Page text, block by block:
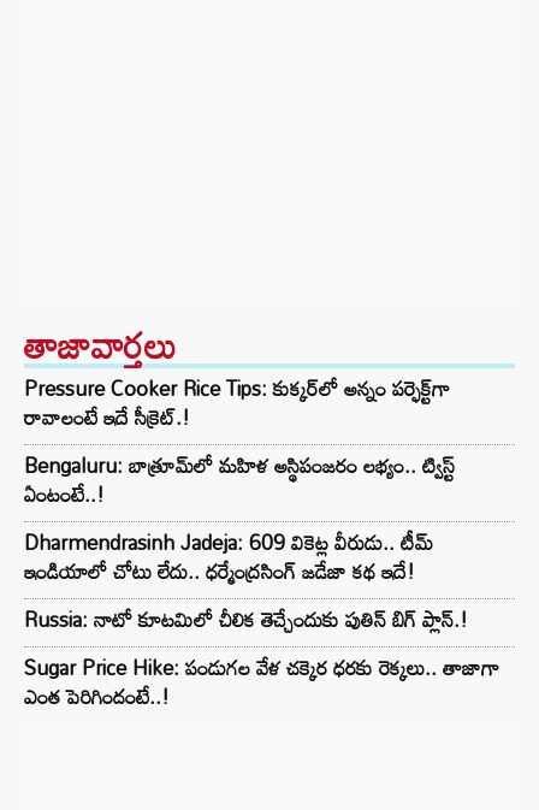
తాజావార్తలు
Pressure Cooker Rice Tips: కుక్కర్‌లో అన్నం పర్ఫెక్ట్‌గా
రావాలంటే ఇదే సీక్రెట్.!
Bengaluru: బాత్రూమ్‌లో మహిళ అస్థిపంజరం లభ్యం.. ట్విస్ట్
ఏంటంటే..!
Dharmendrasinh Jadeja: 609 వికెట్ల వీరుడు.. టీమ్
ఇండియాలో చోటు లేదు.. ధర్మేంద్రసింగ్ జడేజా కథ ఇదే!
Russia: నాటో కూటమిలో చీలిక తెచ్చేందుకు పుతిన్ బిగ్ ప్లాన్.!
Sugar Price Hike: పండుగల వేళ చక్కెర ధరకు రెక్కలు.. తాజాగా
ఎంత పెరిగిందంటే..!